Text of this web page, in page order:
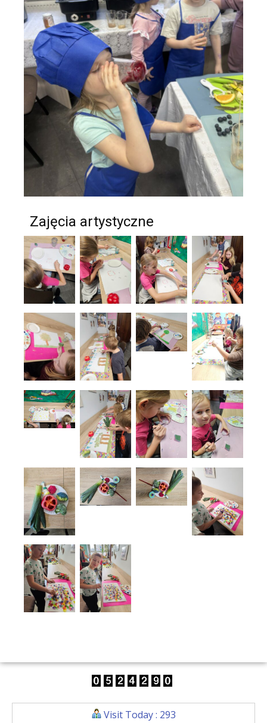
Zajęcia artystyczne
Visit Today : 293